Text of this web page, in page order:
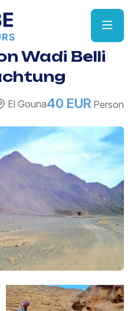
Wadi Belli
El Gouna40 EUR Person